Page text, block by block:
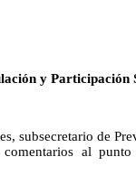
y Participación
subsecretario de
al